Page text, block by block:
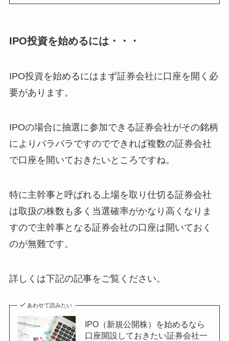
IPO投資を始めるには・・・
IPO投資を始めるにはまず証券会社に口座を開く必
要があります。
IPOの場合に抽選に参加できる証券会社がその銘柄
によりバラバラですのでできれば複数の証券会社
で口座を開いておきたいところですね。
特に主幹事と呼ばれる上場を取り仕切る証券会社
は取扱の株数も多く当選確率がかなり高くなりま
すので主幹事となる証券会社の口座は開いておく
のが無難です。
詳しくは下記の記事をご覧ください。
あわせて読みたい
IPO（新規公開株）を始めるなら
口座開設しておきたい証券会社一